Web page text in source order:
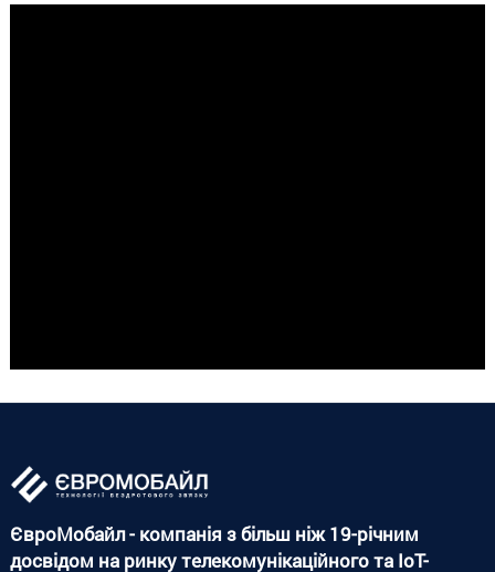
ЄвроМобайл - компанія з більш ніж 19-річним
досвідом на ринку телекомунікаційного та IoT-